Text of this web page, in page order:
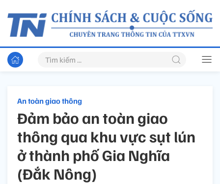
An toàn giao thông
Đảm bảo an toàn giao
thông qua khu vực sụt lún
ở thành phố Gia Nghĩa
(Đắk Nông)